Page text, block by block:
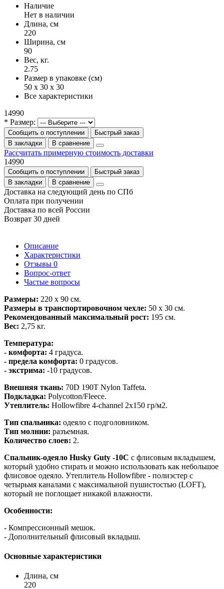
Наличие
Нет в наличии
Длина, см
220
Ширина, см
90
Вес, кг.
2.75
Размер в упаковке (см)
50 x 30 x 30
Все характеристики
14990
* Размер:
Сообщить о поступлении
Быстрый заказ
В закладки
В сравнение
Рассчитать примерную стоимость доставки
14990
Сообщить о поступлении
Быстрый заказ
В закладки
В сравнение
Доставка на следующий день по СПб
Оплата при получении
Доставка по всей России
Возврат 30 дней
Описание
Характеристики
Отзывы 0
Вопрос-ответ
Частые вопросы
Размеры: 220 х 90 см.
Размеры в транспортировочном чехле: 50 x 30 см.
Рекомендованный максимальный рост: 195 см.
Вес: 2,75 кг.
Температура:
- комфорта: 4 градуса.
- предела комфорта: 0 градусов.
- экстрима: -10 градусов.
Внешняя ткань: 70D 190T Nylon Taffeta.
Подкладка: Polycotton/Fleece.
Утеплитель: Hollowfibre 4-channel 2x150 гр/м2.
Тип спальника: одеяло с подголовником.
Тип молнии: разъемная.
Количество слоев: 2.
Спальник-одеяло Husky Guty -10C с флисовым вкладышем,
который удобно стирать и можно использовать как небольшое
флисовое одеяло. Утеплитель Hollowfibre - полиэстер с
четырьмя каналами с максимальной пушистостью (LOFT),
который не поглощает никакой влажности.
Особенности:
- Компрессионный мешок.
- Дополнительный флисовый вкладыш.
Основные характеристики
Длина, см
220